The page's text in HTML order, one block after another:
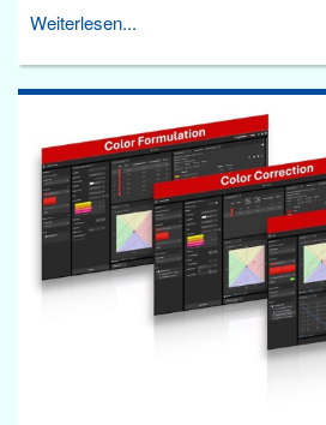
Weiterlesen...